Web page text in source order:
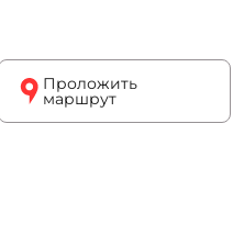
Проложить
маршрут